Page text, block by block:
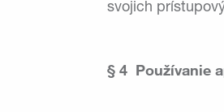
svojich
§ 4 Používanie